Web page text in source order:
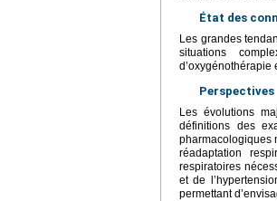
État des
Les grandes
situations
d’oxygénothérapie
Perspectives
Les évolutions
définitions des
pharmacologiques
réadaptation
respiratoires
et de
permettant